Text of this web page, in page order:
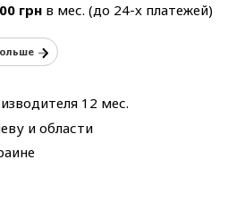
грнв мес. (до 24-х платежей)
12 мес.
и области